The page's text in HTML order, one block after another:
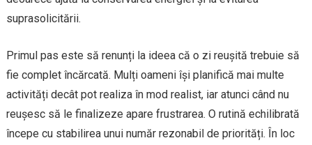
suprasolicitării.
Primul pas este să renunți la ideea că o zi reușită trebuie să
fie complet încărcată. Mulți oameni își planifică mai multe
activități decât pot realiza în mod realist, iar atunci când nu
reușesc să le finalizeze apare frustrarea. O rutină echilibrată
începe cu stabilirea unui număr rezonabil de priorități. În loc